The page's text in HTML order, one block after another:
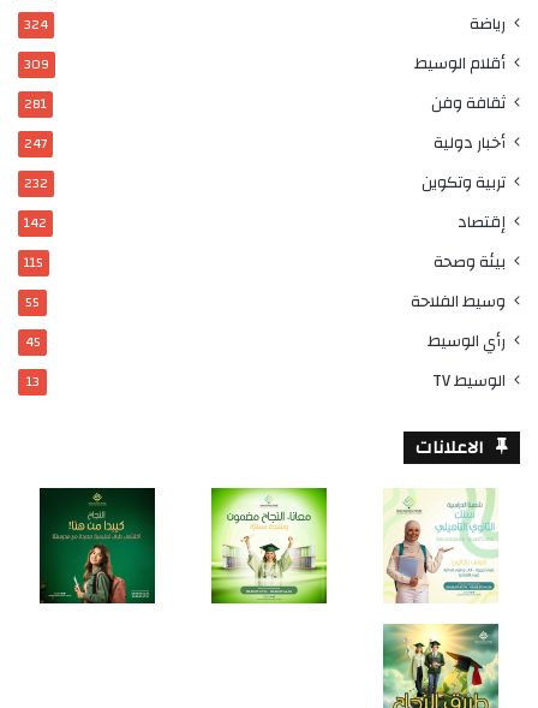
رياضة 324
أقلام الوسيط 309
ثقافة وفن 281
أخبار دولية 247
تربية وتكوين 232
إقتصاد 142
بيئة وصحة 115
وسيط الفلاحة 55
رأي الوسيط 45
الوسيط TV 13
الاعلانات